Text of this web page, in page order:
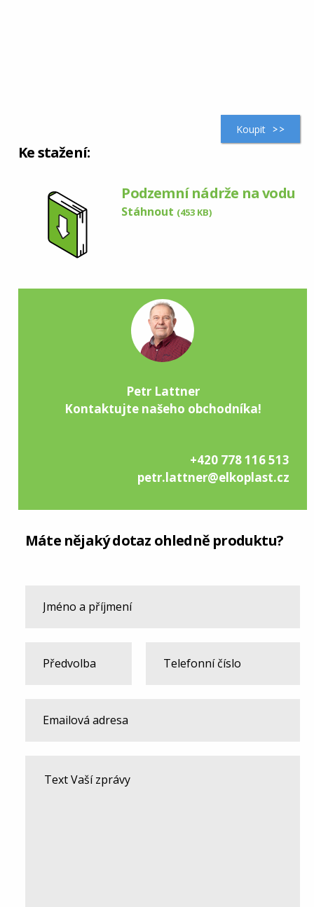
Koupit
Ke stažení:
Podzemní nádrže na vodu
Stáhnout (453 KB)
Petr Lattner
Kontaktujte našeho obchodníka!
+420 778 116 513
petr.lattner@elkoplast.cz
Máte nějaký dotaz ohledně produktu?